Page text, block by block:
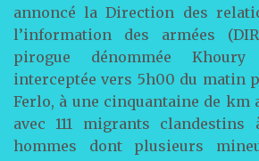
annoncé la Direction des
l’information des armées
pirogue dénommée
interceptée vers 5h00 du matin
Ferlo, à une cinquantaine de km
avec 111 migrants
hommes dont plusieurs